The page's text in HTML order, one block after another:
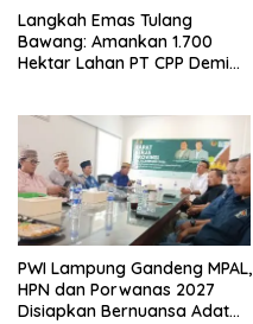
Langkah Emas Tulang
Bawang: Amankan 1.700
Hektar Lahan PT CPP Demi
PWI Lampung Gandeng MPAL,
HPN dan Porwanas 2027
Disiapkan Bernuansa Adat